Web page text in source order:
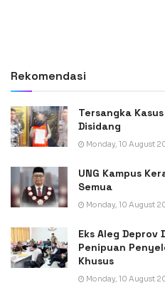
Rekomendasi
Tersangka
Disidang
Monday, 10 August
UNG Kampus
Semua
Monday, 10 August
Eks Aleg Deprov
Penipuan
Khusus
Monday, 10 August